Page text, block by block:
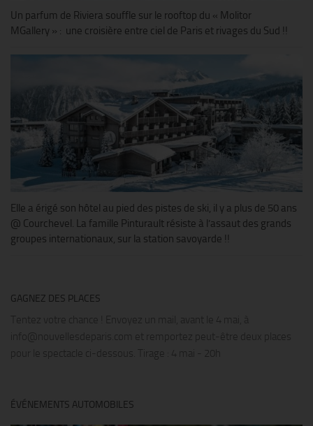
Un parfum de Riviera souffle sur le rooftop du « Molitor
MGallery » : une croisière entre ciel de Paris et rivages du Sud !!
Elle a érigé son hôtel au pied des pistes de ski, il y a plus de 50 ans
@ Courchevel. La famille Pinturault résiste à l’assaut des grands
groupes internationaux, sur la station savoyarde !!
GAGNEZ DES PLACES
Tentez votre chance ! Envoyez un mail, avant le 4 mai, à
info@nouvellesdeparis.com et remportez peut-être deux places
pour le spectacle ci-dessous. Tirage : 4 mai - 20h
ÉVÉNEMENTS AUTOMOBILES